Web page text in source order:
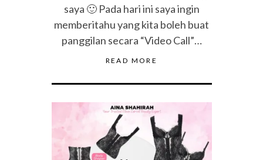
saya 🙂 Pada hari ini saya ingin
memberitahu yang kita boleh buat
panggilan secara “Video Call”…
READ MORE